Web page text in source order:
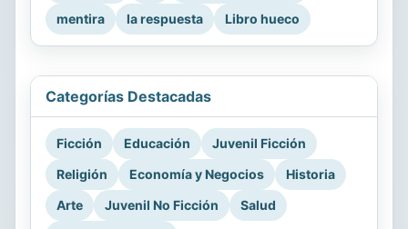
mentira
la respuesta Libro hueco
Categorías Destacadas
Ficción Educación
Juvenil Ficción
Religión
Economía y Negocios
Historia
Arte
Juvenil No Ficción
Salud